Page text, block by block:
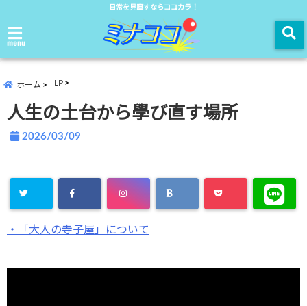
日常を見直すならココカラ！
menu
ホーム LP
人生の土台から學び直す場所
2026/03/09
・「大人の寺子屋」について